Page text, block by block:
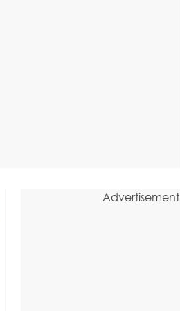
Advertisement